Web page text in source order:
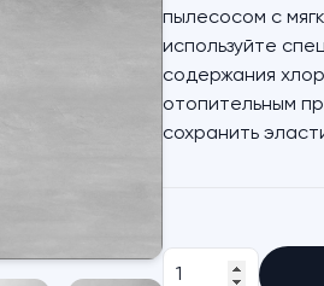
пылесосом с
используйте
содержания
отопительным
сохранить